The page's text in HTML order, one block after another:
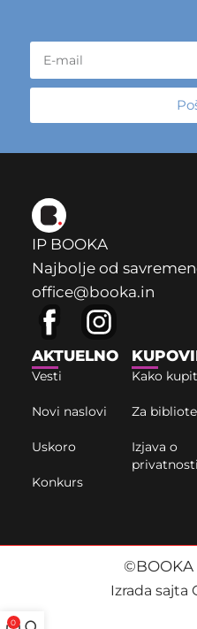
IP BOOKA
Najbolje od
office@booka.in
AKTUELNO
Vesti
Novi naslovi
Uskoro
Konkurs
Kako
Za
Izjava o
privatnosti
©BOOKA
Izrada sajta
0